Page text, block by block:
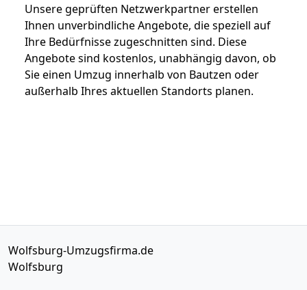
Unsere geprüften Netzwerkpartner erstellen
Ihnen unverbindliche Angebote, die speziell auf
Ihre Bedürfnisse zugeschnitten sind. Diese
Angebote sind kostenlos, unabhängig davon, ob
Sie einen Umzug innerhalb von Bautzen oder
außerhalb Ihres aktuellen Standorts planen.
Wolfsburg-Umzugsfirma.de
Wolfsburg